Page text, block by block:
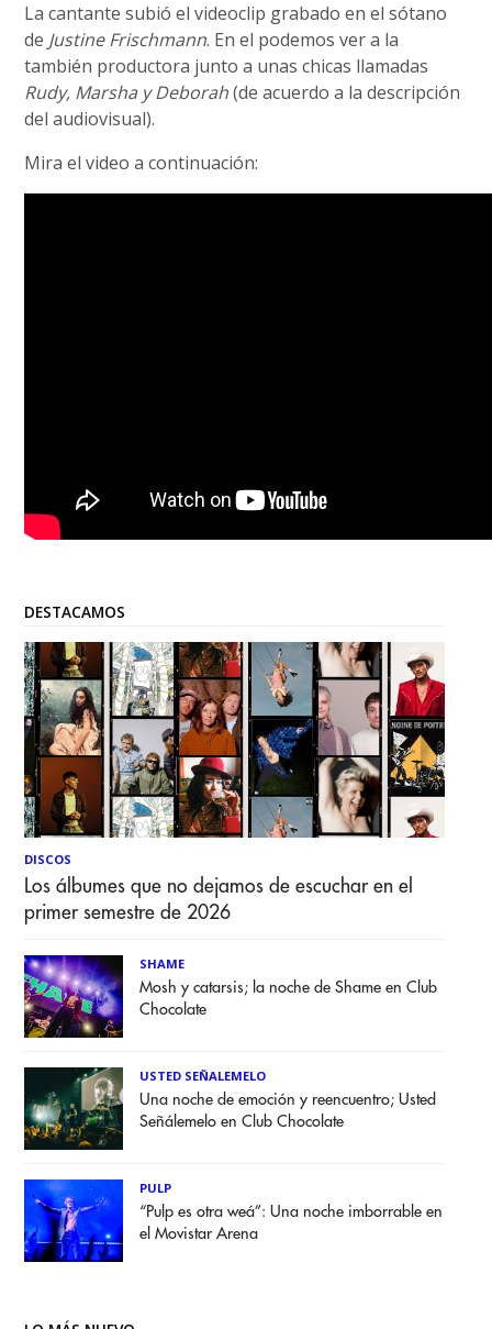
La cantante subió el videoclip grabado en el sótano
de Justine Frischmann. En el podemos ver a la
también productora junto a unas chicas llamadas
Rudy, Marsha y Deborah(de acuerdo a la descripción
del audiovisual).
Mira el video a continuación:
DESTACAMOS
DISCOS
Los álbumes que no dejamos de escuchar en el
primer semestre de 2026
SHAME
Mosh y catarsis; la noche de Shame en Club
Chocolate
USTED SEÑALEMELO
Una noche de emoción y reencuentro; Usted
Señálemelo en Club Chocolate
PULP
“Pulp es otra weá”: Una noche imborrable en
el Movistar Arena